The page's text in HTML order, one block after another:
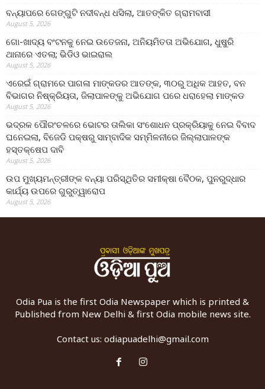
ବନ୍ୟାପରେ ଗେଙ୍ଗୁଟି ନଦୀବନ୍ଧ ଧସିଲା, ଆତଙ୍କିତ ଗ୍ରାମବାସୀ
August 5, 2026
ଗୋ-ଖାଦ୍ୟ ବଂଟନକୁ ନେଇ ଉତେଜନା, ଅନିୟମିତତା ଅଭିଯୋଗ, ଧୁଷୁରି
ଥାନାରେ ଏତଲା; ଭିଡିଓ ଭାଇରାଲ
August 5, 2026
ଏରେଇଁ ଗ୍ରାମରେ ପାଗଳା ମାଙ୍କଡର ଆତଙ୍କ, ୩୦ରୁ ଅଧିକ ଆହତ, ବନ
ବିଭାଗର ନିଷ୍କ୍ରିୟତା, ଜିଲାପାଳଙ୍କୁ ଅଭିଯୋଗ ପରେ ଧରାହେଲା ମାଙ୍କଡ
August 5, 2026
ଭଦ୍ରକ ପୌରଂଚଳରେ ଭୋଟର ତାଲିକା ସଂଶୋଧନ ପ୍ରକ୍ରିୟାକୁ ନେଇ ବିବାଦ
ଘନେଇଲା, ବିଜେଡି ପକ୍ଷରୁ ସାମ୍ବାଦିକ ସମ୍ମିଳନୀରେ ଜିଲ୍ଲାପାଳଙ୍କ
ହସ୍ତକ୍ଷେପ ଦାବି
August 5, 2026
ଉପ ମୁଖ୍ୟମନ୍ତ୍ରୀଙ୍କ ବନ୍ୟା ପରିସ୍ଥିତିର ସମୀକ୍ଷା ବୈଠକ, ପୁନରୁଦ୍ଧାର
କାର୍ଯ୍ୟ ଉପରେ ଗୁରୁତ୍ୱାରୋପ
August 5, 2026
Odia Pua is the first Odia Newspaper which is printed &
Published from New Delhi & first Odia mobile news site.
Contact us: odiapuadelhi@gmail.com